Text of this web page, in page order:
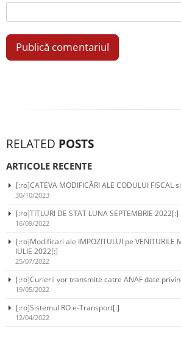
RELATED POSTS
ARTICOLE RECENTE
[:ro]CATEVA MODIFICĂRI ALE CODULUI FISCAL
30/10/2023
[:ro]TITLURI DE STAT LUNA SEPTEMBRIE 2022[:]
16/09/2022
[:ro]Modificari ale IMPOZITULUI pe VENITURILE
IULIE 2022[:]
25/07/2022
[:ro]Curierii vor transmite catre ANAF date
19/05/2022
[:ro]Sistemul RO e-Transport[:]
12/04/2022